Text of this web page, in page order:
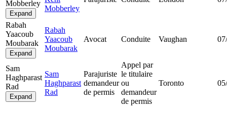
Mobberley
Expand
Mobberley
Rabah
Yaacoub
Moubarak
Expand
Rabah
Yaacoub
Moubarak
Avocat Conduite Vaughan
Sam
Haghparast
Rad
Expand
Sam
Haghparast
Rad
Parajuriste
demandeur
de permis
Appel par
le titulaire
ou
demandeur
de permis
Toronto